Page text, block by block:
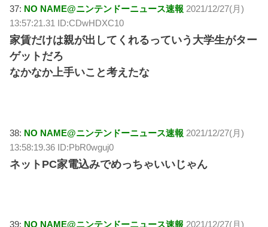
37: NO NAME@ニンテンドーニュース速報 2021/12/27(月)
13:57:21.31 ID:CDwHDXC10
家賃だけは親が出してくれるっていう大学生がター
ゲットだろ
なかなか上手いこと考えたな
38: NO NAME@ニンテンドーニュース速報 2021/12/27(月)
13:58:19.36 ID:PbR0wguj0
ネットPC家電込みでめっちゃいいじゃん
39: NO NAME@ニンテンドーニュース速報 2021/12/27(月)